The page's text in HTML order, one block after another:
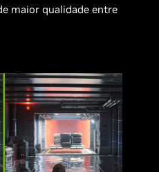
maior qualidade entre